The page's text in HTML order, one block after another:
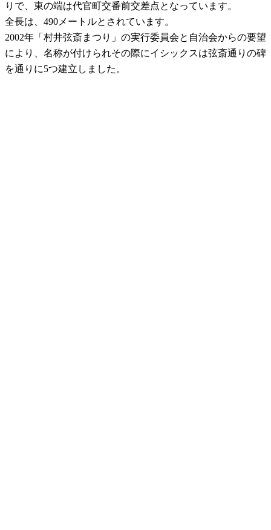
りで、東の端は代官町交番前交差点となっています。
全長は、490メートルとされています。
2002年「村井弦斎まつり」の実行委員会と自治会からの要望
により、名称が付けられその際にイシックスは弦斎通りの碑
を通りに5つ建立しました。